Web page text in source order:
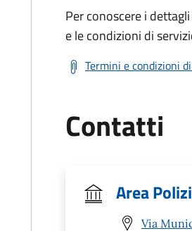
Per conoscere i
e le condizioni di
Termini e condizioni
Contatti
Area
Via